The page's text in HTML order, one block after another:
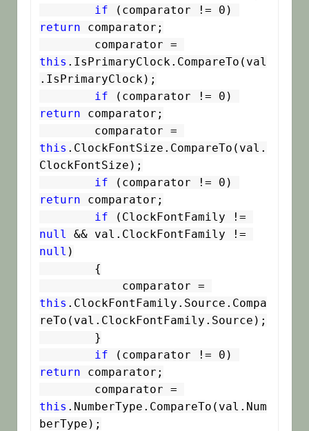
if
return comparator;
this .IsPrimaryClock.CompareTo(val
.IsPrimaryClock);
if
return comparator;
this .ClockFontSize.CompareTo(val.
ClockFontSize);
if
return comparator;
if
null
null )
this .ClockFontFamily.Source.Compa
reTo(val.ClockFontFamily.Source);
if
return comparator;
this .NumberType.CompareTo(val.Num
berType);